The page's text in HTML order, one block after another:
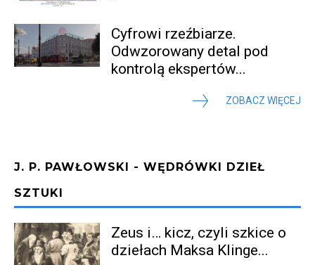
Cyfrowi rzeźbiarze.
Odwzorowany detal pod
kontrolą ekspertów...
ZOBACZ WIĘCEJ
J. P. PAWŁOWSKI - WĘDRÓWKI DZIEŁ
SZTUKI
Zeus i… kicz, czyli szkice o
dziełach Maksa Klinge...